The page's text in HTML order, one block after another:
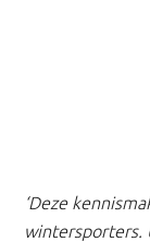
‘Deze
wintersporters.